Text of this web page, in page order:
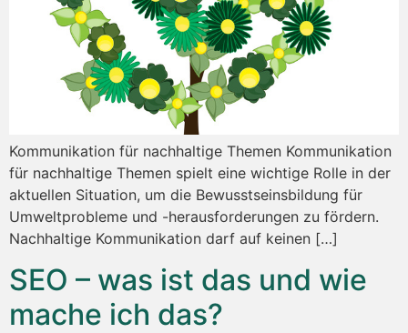
Kommunikation für nachhaltige Themen Kommunikation
für nachhaltige Themen spielt eine wichtige Rolle in der
aktuellen Situation, um die Bewusstseinsbildung für
Umweltprobleme und -herausforderungen zu fördern.
Nachhaltige Kommunikation darf auf keinen […]
SEO – was ist das und wie
mache ich das?